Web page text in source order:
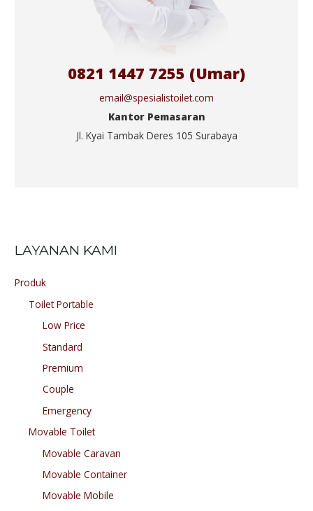
0821 1447 7255 (Umar)
email@spesialistoilet.com
Kantor Pemasaran
Jl. Kyai Tambak Deres 105 Surabaya
LAYANAN KAMI
Produk
Toilet Portable
Low Price
Standard
Premium
Couple
Emergency
Movable Toilet
Movable Caravan
Movable Container
Movable Mobile